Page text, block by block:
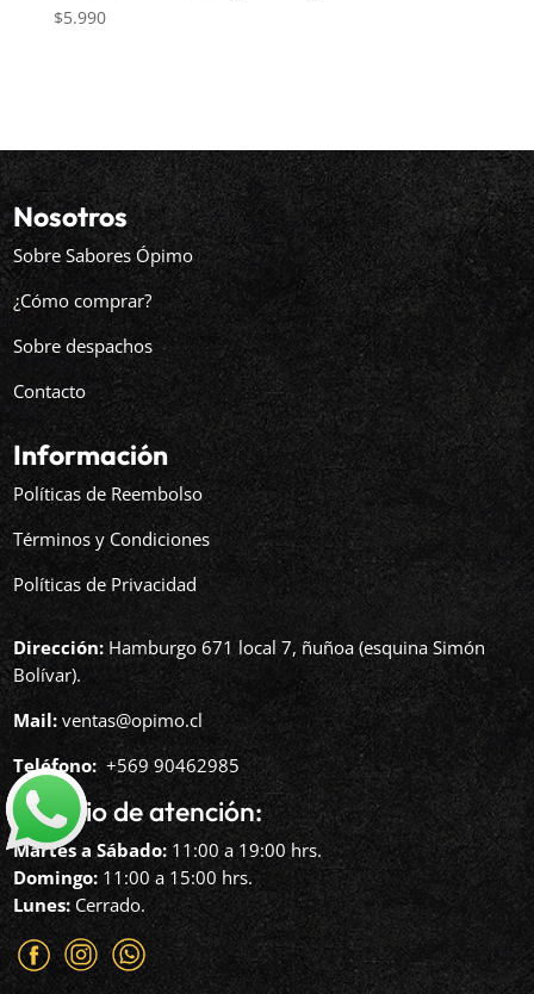
$5.990
Nosotros
Sobre Sabores Ópimo
¿Cómo comprar?
Sobre despachos
Contacto
Información
Políticas de Reembolso
Términos y Condiciones
Políticas de Privacidad
Dirección: Hamburgo 671 local 7, ñuñoa (esquina Simón
Bolívar).
Mail: ventas@opimo.cl
Teléfono: ‪+569 90462985‬
Horario de atención:
Martes a Sábado: 11:00 a 19:00 hrs.
Domingo: 11:00 a 15:00 hrs.
Lunes: Cerrado.